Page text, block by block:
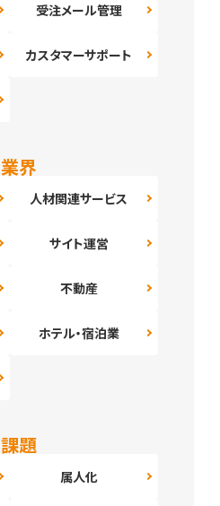
受注メール管理
カスタマーサポート
業界
人材関連サービス
サイト運営
不動産
ホテル・宿泊業
課題
属人化